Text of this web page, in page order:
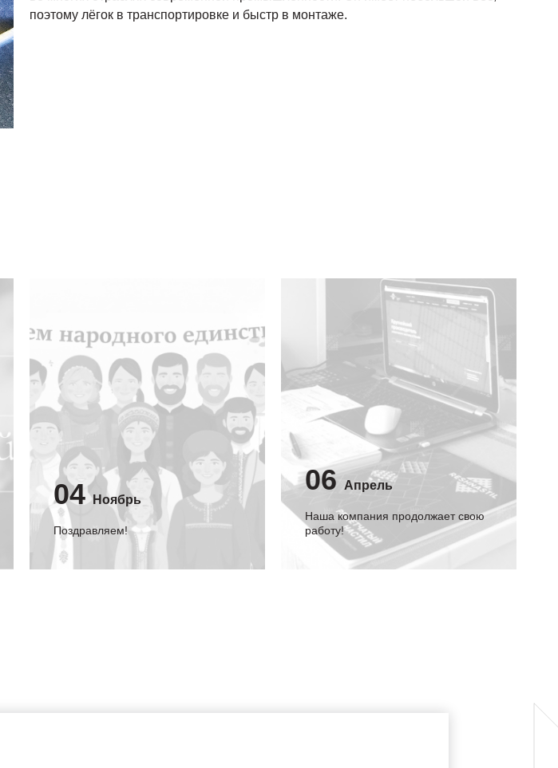
поэтому лёгок в транспортировке и быстр в монтаже.
04 Ноябрь
Поздравляем!
06 Апрель
Наша компания продолжает свою
работу!